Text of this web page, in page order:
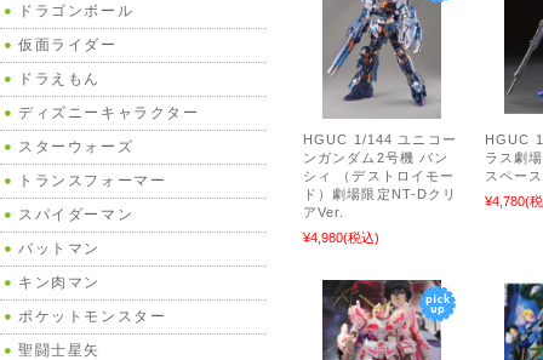
HGUC 1/144 ユニコー
ンガンダム2号機 バン
シィ （デストロイモー
ド）劇場限定NT-Dクリ
アVer.
¥4,980(税込)
HGUC
ラス劇
スペー
¥4,780(
ドラゴンボール
仮面ライダー
ドラえもん
ディズニーキャラクター
スターウォーズ
トランスフォーマー
スパイダーマン
バットマン
キン肉マン
ポケットモンスター
聖闘士星矢